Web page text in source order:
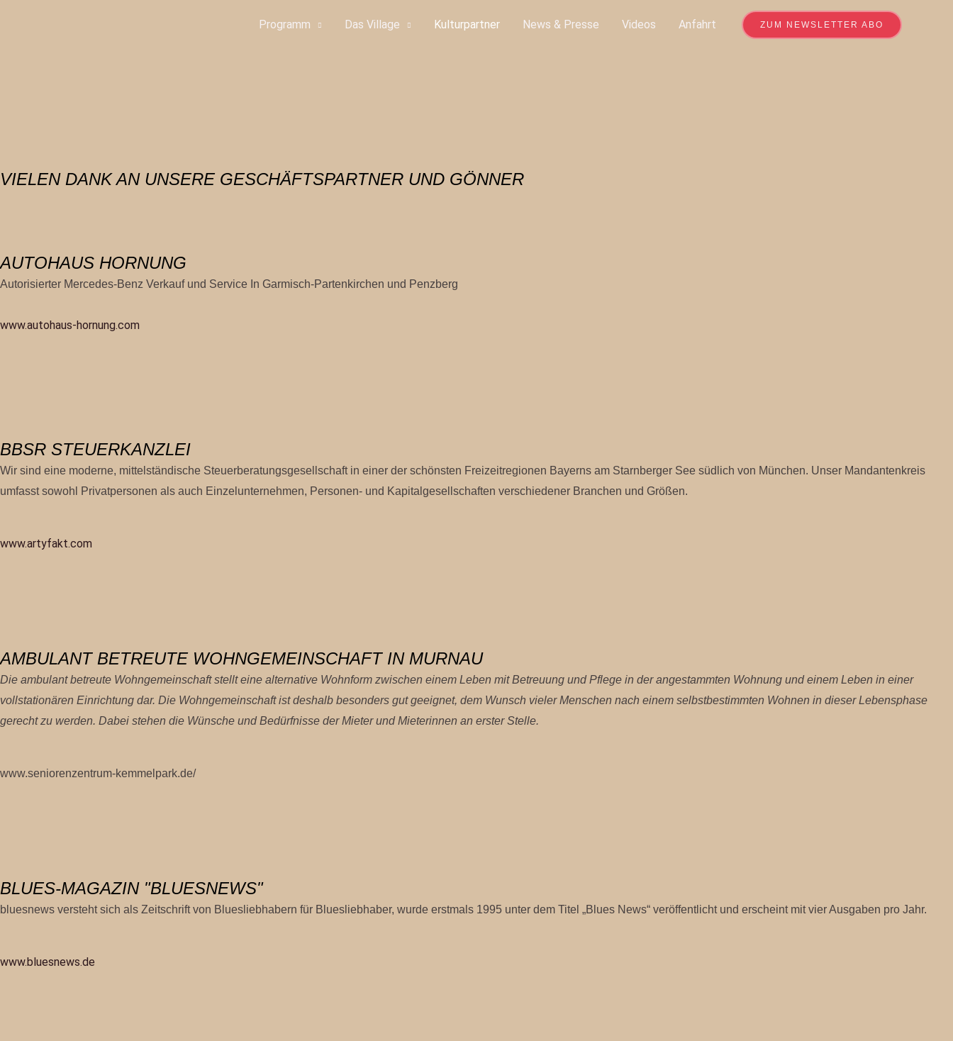
Programm Das Village Kulturpartner News & Presse Videos Anfahrt ZUM NEWSLETTER ABO
VIELEN DANK AN UNSERE GESCHÄFTSPARTNER UND GÖNNER
AUTOHAUS HORNUNG
Autorisierter Mercedes-Benz Verkauf und Service In Garmisch-Partenkirchen und Penzberg
www.autohaus-hornung.com
BBSR STEUERKANZLEI
Wir sind eine moderne, mittelständische Steuerberatungsgesellschaft in einer der schönsten Freizeitregionen Bayerns am Starnberger See südlich von München. Unser Mandantenkreis
umfasst sowohl Privatpersonen als auch Einzelunternehmen, Personen- und Kapitalgesellschaften verschiedener Branchen und Größen.
www.artyfakt.com
AMBULANT BETREUTE WOHNGEMEINSCHAFT IN MURNAU
Die ambulant betreute Wohngemeinschaft stellt eine alternative Wohnform zwischen einem Leben mit Betreuung und Pflege in der angestammten Wohnung und einem Leben in einer
vollstationären Einrichtung dar. Die Wohngemeinschaft ist deshalb besonders gut geeignet, dem Wunsch vieler Menschen nach einem selbstbestimmten Wohnen in dieser Lebensphase
gerecht zu werden. Dabei stehen die Wünsche und Bedürfnisse der Mieter und Mieterinnen an erster Stelle.
www.seniorenzentrum-kemmelpark.de/
BLUES-MAGAZIN "BLUESNEWS"
bluesnews versteht sich als Zeitschrift von Bluesliebhabern für Bluesliebhaber, wurde erstmals 1995 unter dem Titel „Blues News“ veröffentlicht und erscheint mit vier Ausgaben pro Jahr.
www.bluesnews.de